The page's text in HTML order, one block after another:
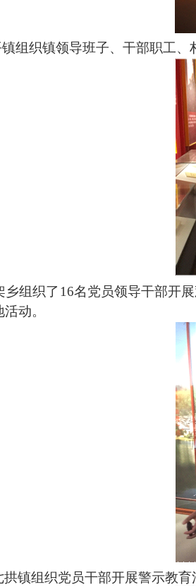
组织镇领导班子、干部职工、
组织了16名党员领导干部开
动。
拱镇组织党员干部开展警示教